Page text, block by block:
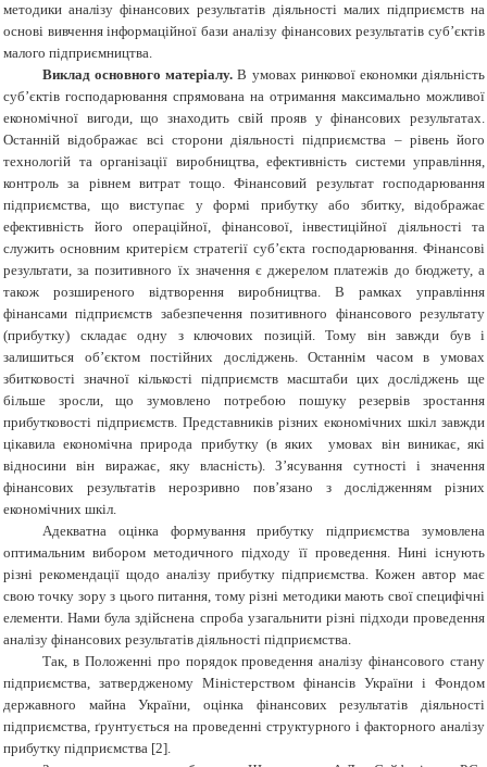
методики аналізу фінансових результатів діяльності малих підприємств на
основі вивчення інформаційної бази аналізу фінансових результатів суб’єктів
малого підприємництва.
Виклад основного матеріалу.В умовах ринкової економки діяльність
суб’єктів господарювання спрямована на отримання максимально можливої
економічної вигоди, що знаходить свій прояв у фінансових результатах.
Останній відображає всі сторони діяльності підприємства – рівень його
технологій та організації виробництва, ефективність системи управління,
контроль за рівнем витрат тощо. Фінансовий результат господарювання
підприємства, що виступає у формі прибутку або збитку, відображає
ефективність його операційної, фінансової, інвестиційної діяльності та
служить основним критерієм стратегії суб’єкта господарювання. Фінансові
результати, за позитивного їх значення є джерелом платежів до бюджету, а
також розширеного відтворення виробництва. В рамках управління
фінансами підприємств забезпечення позитивного фінансового результату
(прибутку) складає одну з ключових позицій. Тому він завжди був і
залишиться об’єктом постійних досліджень. Останнім часом в умовах
збитковості значної кількості підприємств масштаби цих досліджень ще
більше зросли, що зумовлено потребою пошуку резервів зростання
прибутковості підприємств. Представників різних економічних шкіл завжди
цікавила економічна природа прибутку (в яких умовах він виникає, які
відносини він виражає, яку власність). З’ясування сутності і значення
фінансових результатів нерозривно пов’язано з дослідженням різних
економічних шкіл.
Адекватна оцінка формування прибутку підприємства зумовлена
оптимальним вибором методичного підходу її проведення. Нині існують
різні рекомендації щодо аналізу прибутку підприємства. Кожен автор має
свою точку зору з цього питання, тому різні методики мають свої специфічні
елементи. Нами була здійснена спроба узагальнити різні підходи проведення
аналізу фінансових результатів діяльності підприємства.
Так, в Положенні про порядок проведення аналізу фінансового стану
підприємства, затвердженому Міністерством фінансів України і Фондом
державного майна України, оцінка фінансових результатів діяльності
підприємства, ґрунтується на проведенні структурного і факторного аналізу
прибутку підприємства [2].